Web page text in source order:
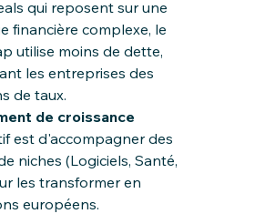
qui reposent sur une
financière complexe, le
utilise moins de dette,
les entreprises des
de taux.
de croissance
est d'accompagner des
niches (Logiciels, Santé,
les transformer en
européens.